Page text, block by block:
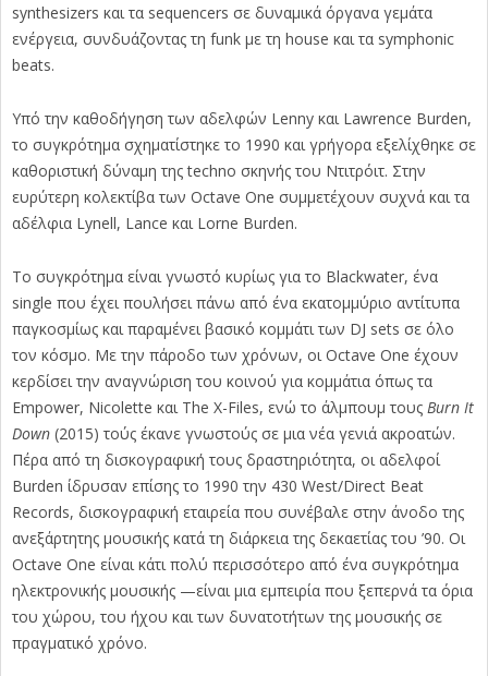
synthesizers και τα sequencers σε δυναμικά όργανα γεμάτα
ενέργεια, συνδυάζοντας τη funk με τη house και τα symphonic
beats.
Υπό την καθοδήγηση των αδελφών Lenny και Lawrence Burden,
το συγκρότημα σχηματίστηκε το 1990 και γρήγορα εξελίχθηκε σε
καθοριστική δύναμη της techno σκηνής του Ντιτρόιτ. Στην
ευρύτερη κολεκτίβα των Octave One συμμετέχουν συχνά και τα
αδέλφια Lynell, Lance και Lorne Burden.
Το συγκρότημα είναι γνωστό κυρίως για το Blackwater, ένα
single που έχει πουλήσει πάνω από ένα εκατομμύριο αντίτυπα
παγκοσμίως και παραμένει βασικό κομμάτι των DJ sets σε όλο
τον κόσμο. Με την πάροδο των χρόνων, οι Octave One έχουν
κερδίσει την αναγνώριση του κοινού για κομμάτια όπως τα
Empower, Nicolette και The X-Files, ενώ το άλμπουμ τους Burn It
Down (2015) τούς έκανε γνωστούς σε μια νέα γενιά ακροατών.
Πέρα από τη δισκογραφική τους δραστηριότητα, οι αδελφοί
Burden ίδρυσαν επίσης το 1990 την 430 West/Direct Beat
Records, δισκογραφική εταιρεία που συνέβαλε στην άνοδο της
ανεξάρτητης μουσικής κατά τη διάρκεια της δεκαετίας του ’90. Οι
Octave One είναι κάτι πολύ περισσότερο από ένα συγκρότημα
ηλεκτρονικής μουσικής —είναι μια εμπειρία που ξεπερνά τα όρια
του χώρου, του ήχου και των δυνατοτήτων της μουσικής σε
πραγματικό χρόνο.